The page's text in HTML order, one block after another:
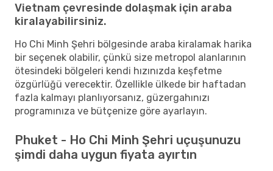
Vietnam çevresinde dolaşmak için araba
kiralayabilirsiniz.
Ho Chi Minh Şehri bölgesinde araba kiralamak harika
bir seçenek olabilir, çünkü size metropol alanlarının
ötesindeki bölgeleri kendi hızınızda keşfetme
özgürlüğü verecektir. Özellikle ülkede bir haftadan
fazla kalmayı planlıyorsanız, güzergahınızı
programınıza ve bütçenize göre ayarlayın.
Phuket - Ho Chi Minh Şehri uçuşunuzu
şimdi daha uygun fiyata ayırtın